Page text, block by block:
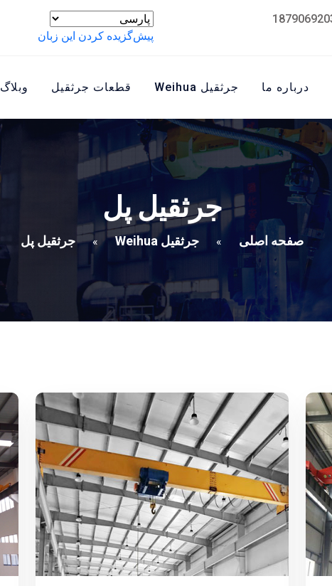
پیش‌گزیده کردن این زبان
درباره ما جرثقیل Weihua قطعات جرثقیل وبلاگ
جرثقیل پل
صفحه اصلی » جرثقیل Weihua » جرثقیل پل